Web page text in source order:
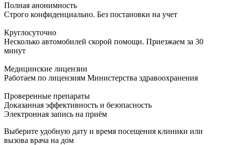
Полная анонимность
Строго конфиденциально. Без постановки на учет
Круглосуточно
Несколько автомобилей скорой помощи. Приезжаем за 30
минут
Медицинские лицензии
Работаем по лицензиям Министерства здравоохранения
Проверенные препараты
Доказанная эффективность и безопасность
Электронная запись на приём
Выберите удобную дату и время посещения клиники или
вызова врача на дом